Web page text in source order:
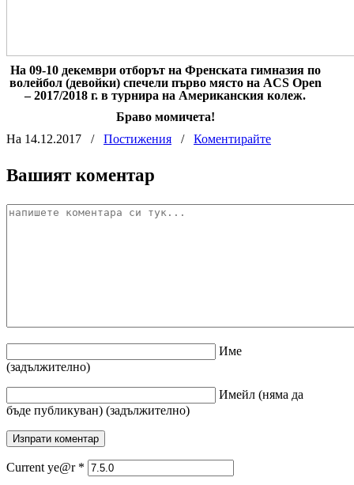
На 09-10 декември отборът на Френската гимназия по
волейбол (девойки) спечели първо място на ACS Open
– 2017/2018 г. в турнира на Американския колеж.
Браво момичета!
На 14.12.2017
/ Постижения / Коментирайте
Вашият коментар
Име
(задължително)
Имейл (няма да
бъде публикуван) (задължително)
Current ye@r *